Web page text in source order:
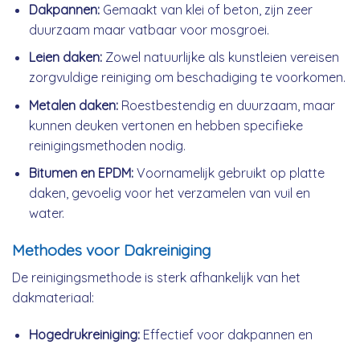
Dakpannen:Gemaakt van klei of beton, zijn zeer
duurzaam maar vatbaar voor mosgroei.
Leien daken:Zowel natuurlijke als kunstleien vereisen
zorgvuldige reiniging om beschadiging te voorkomen.
Metalen daken:Roestbestendig en duurzaam, maar
kunnen deuken vertonen en hebben specifieke
reinigingsmethoden nodig.
Bitumen en EPDM:Voornamelijk gebruikt op platte
daken, gevoelig voor het verzamelen van vuil en
water.
Methodes voor Dakreiniging
De reinigingsmethode is sterk afhankelijk van het
dakmateriaal:
Hogedrukreiniging:Effectief voor dakpannen en